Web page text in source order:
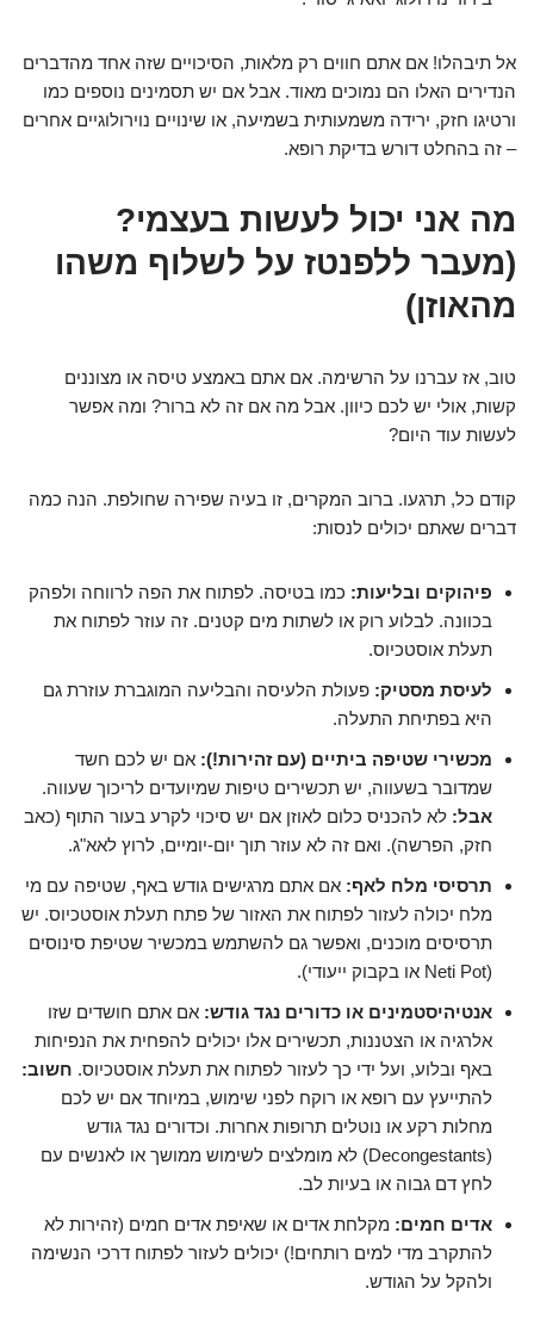
אל תיבהלו! אם אתם חווים רק מלאות, הסיכויים שזה אחד מהדברים
הנדירים האלו הם נמוכים מאוד. אבל אם יש תסמינים נוספים כמו
ורטיגו חזק, ירידה משמעותית בשמיעה, או שינויים נוירולוגיים אחרים
– זה בהחלט דורש בדיקת רופא.
מה אני יכול לעשות בעצמי?
(מעבר ללפנטז על לשלוף משהו
מהאוזן)
טוב, אז עברנו על הרשימה. אם אתם באמצע טיסה או מצוננים
קשות, אולי יש לכם כיוון. אבל מה אם זה לא ברור? ומה אפשר
לעשות עוד היום?
קודם כל, תרגעו. ברוב המקרים, זו בעיה שפירה שחולפת. הנה כמה
דברים שאתם יכולים לנסות:
פיהוקים ובליעות: כמו בטיסה. לפתוח את הפה לרווחה ולפהק
בכוונה. לבלוע רוק או לשתות מים קטנים. זה עוזר לפתוח את
תעלת אוסטכיוס.
לעיסת מסטיק: פעולת הלעיסה והבליעה המוגברת עוזרת גם
היא בפתיחת התעלה.
מכשירי שטיפה ביתיים (עם זהירות!): אם יש לכם חשד
שמדובר בשעווה, יש תכשירים טיפות שמיועדים לריכוך שעווה.
אבל: לא להכניס כלום לאוזן אם יש סיכוי לקרע בעור התוף (כאב
חזק, הפרשה). ואם זה לא עוזר תוך יום-יומיים, לרוץ לאא"ג.
תרסיסי מלח לאף: אם אתם מרגישים גודש באף, שטיפה עם מי
מלח יכולה לעזור לפתוח את האזור של פתח תעלת אוסטכיוס. יש
תרסיסים מוכנים, ואפשר גם להשתמש במכשיר שטיפת סינוסים
(Neti Pot או בקבוק ייעודי).
אנטיהיסטמינים או כדורים נגד גודש: אם אתם חושדים שזו
אלרגיה או הצטננות, תכשירים אלו יכולים להפחית את הנפיחות
באף ובלוע, ועל ידי כך לעזור לפתוח את תעלת אוסטכיוס. חשוב:
להתייעץ עם רופא או רוקח לפני שימוש, במיוחד אם יש לכם
מחלות רקע או נוטלים תרופות אחרות. וכדורים נגד גודש
(Decongestants) לא מומלצים לשימוש ממושך או לאנשים עם
לחץ דם גבוה או בעיות לב.
אדים חמים: מקלחת אדים או שאיפת אדים חמים (זהירות לא
להתקרב מדי למים רותחים!) יכולים לעזור לפתוח דרכי הנשימה
ולהקל על הגודש.